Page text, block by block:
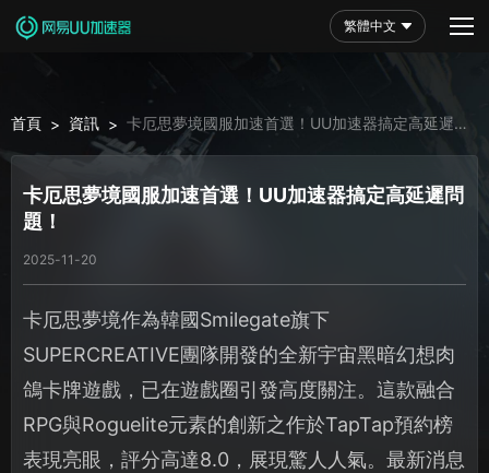
繁體中文
首頁 > 資訊 > 卡厄思夢境國服加速首選！UU加速器搞定高延遲問
題！
卡厄思夢境國服加速首選！UU加速器搞定高延遲問
題！
2025-11-20
卡厄思夢境作為韓國Smilegate旗下
SUPERCREATIVE團隊開發的全新宇宙黑暗幻想肉
鴿卡牌遊戲，已在遊戲圈引發高度關注。這款融合
RPG與Roguelite元素的創新之作於TapTap預約榜
表現亮眼，評分高達8.0，展現驚人人氣。最新消息